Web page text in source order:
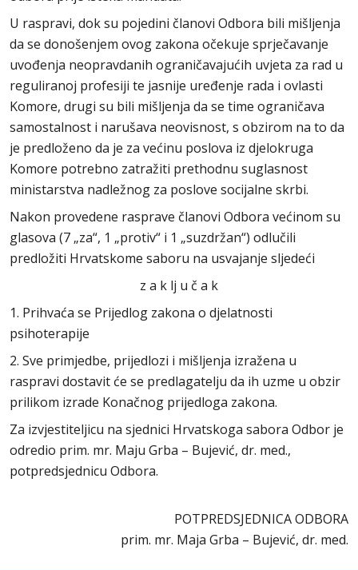
U raspravi, dok su pojedini članovi Odbora bili mišljenja
da se donošenjem ovog zakona očekuje sprječavanje
uvođenja neopravdanih ograničavajućih uvjeta za rad u
reguliranoj profesiji te jasnije uređenje rada i ovlasti
Komore, drugi su bili mišljenja da se time ograničava
samostalnost i narušava neovisnost, s obzirom na to da
je predloženo da je za većinu poslova iz djelokruga
Komore potrebno zatražiti prethodnu suglasnost
ministarstva nadležnog za poslove socijalne skrbi.
Nakon provedene rasprave članovi Odbora većinom su
glasova (7 „za“, 1 „protiv“ i 1 „suzdržan“) odlučili
predložiti Hrvatskome saboru na usvajanje sljedeći
z a k lj u č a k
1. Prihvaća se Prijedlog zakona o djelatnosti
psihoterapije
2. Sve primjedbe, prijedlozi i mišljenja izražena u
raspravi dostavit će se predlagatelju da ih uzme u obzir
prilikom izrade Konačnog prijedloga zakona.
Za izvjestiteljicu na sjednici Hrvatskoga sabora Odbor je
odredio prim. mr. Maju Grba – Bujević, dr. med.,
potpredsjednicu Odbora.
POTPREDSJEDNICA ODBORA
prim. mr. Maja Grba – Bujević, dr. med.